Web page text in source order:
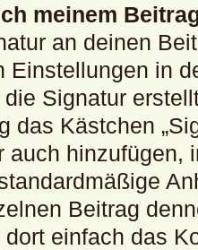
meinem
an deinen
Einstellungen in
Signatur
das Kästchen
auch hinzufügen,
Beitrag
einfach das